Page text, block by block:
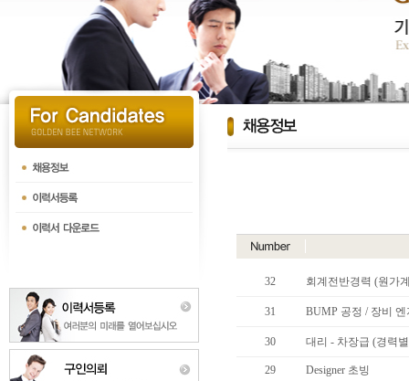
32 회계전반경력 (원가
31 BUMP 공정 / 장비
30 대리 - 차장급 (경력
29 Designer 초빙